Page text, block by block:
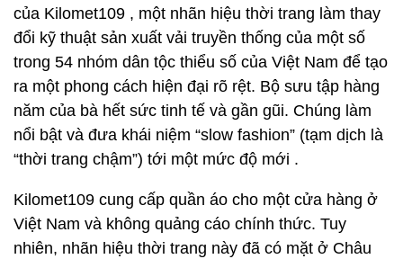
của Kilomet109 , một nhãn hiệu thời trang làm thay
đổi kỹ thuật sản xuất vải truyền thống của một số
trong 54 nhóm dân tộc thiểu số của Việt Nam để tạo
ra một phong cách hiện đại rõ rệt. Bộ sưu tập hàng
năm của bà hết sức tinh tế và gần gũi. Chúng làm
nổi bật và đưa khái niệm “slow fashion” (tạm dịch là
“thời trang chậm”) tới một mức độ mới .
Kilomet109 cung cấp quần áo cho một cửa hàng ở
Việt Nam và không quảng cáo chính thức. Tuy
nhiên, nhãn hiệu thời trang này đã có mặt ở Châu